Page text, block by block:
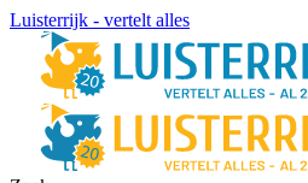
Luisterrijk - vertelt alles